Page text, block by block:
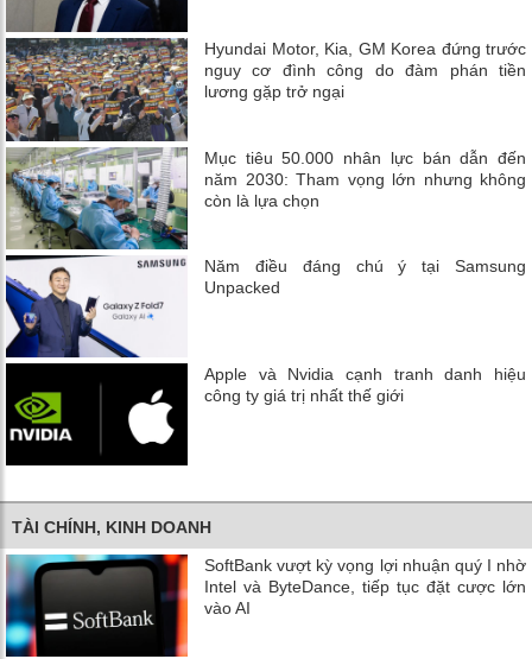
Hyundai Motor, Kia, GM Korea đứng trước
nguy cơ đình công do đàm phán tiền
lương gặp trở ngại
Mục tiêu 50.000 nhân lực bán dẫn đến
năm 2030: Tham vọng lớn nhưng không
còn là lựa chọn
Năm điều đáng chú ý tại Samsung
Unpacked
Apple và Nvidia cạnh tranh danh hiệu
công ty giá trị nhất thế giới
TÀI CHÍNH, KINH DOANH
SoftBank vượt kỳ vọng lợi nhuận quý I nhờ
Intel và ByteDance, tiếp tục đặt cược lớn
vào AI